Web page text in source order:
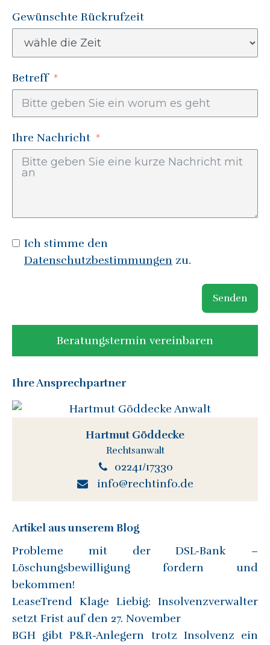
Gewünschte Rückrufzeit
Betreff
Ihre Nachricht
Ich stimme den
Datenschutzbestimmungen zu.
Senden
Beratungstermin vereinbaren
Ihre Ansprechpartner
Hartmut Göddecke
Rechtsanwalt
02241/17330
info@rechtinfo.de
Artikel aus unserem Blog
Probleme mit der DSL-Bank –
Löschungsbewilligung fordern und
bekommen!
LeaseTrend Klage Liebig: Insolvenzverwalter
setzt Frist auf den 27. November
BGH gibt P&R-Anlegern trotz Insolvenz ein